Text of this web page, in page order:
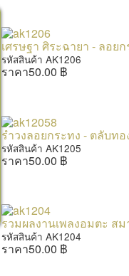
เศรษฐา ศิระฉายา - ลอย
รหัสสินค้า AK1206
ราคา50.00 ฿
รำวงลอยกระทง - ตลับท
รหัสสินค้า AK1205
ราคา50.00 ฿
รวมผลงานเพลงอมตะ ส
รหัสสินค้า AK1204
ราคา50.00 ฿